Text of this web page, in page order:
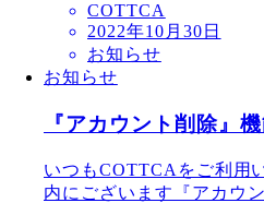
COTTCA
2022年10月30日
お知らせ
お知らせ
『アカウント削除』
いつもCOTTCAをご利用
内にございます『アカウ